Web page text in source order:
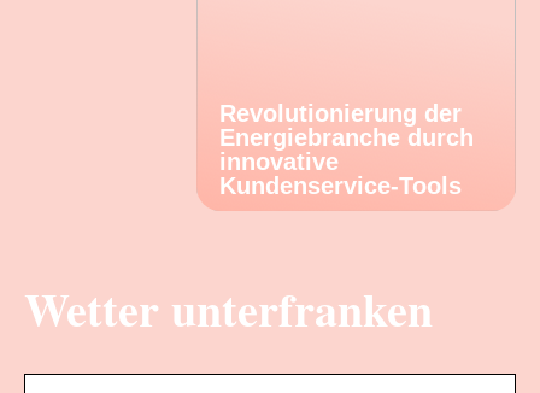
Revolutionierung der
Energiebranche durch
innovative
Kundenservice-Tools
Wetter unterfranken